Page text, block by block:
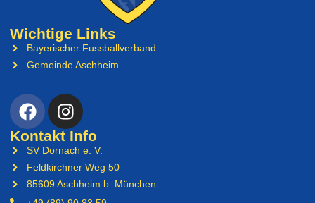
Wichtige Links
Bayerischer Fussballverband
Gemeinde Aschheim
Kontakt Info
SV Dornach e. V.
Feldkirchner Weg 50
85609 Aschheim b. München